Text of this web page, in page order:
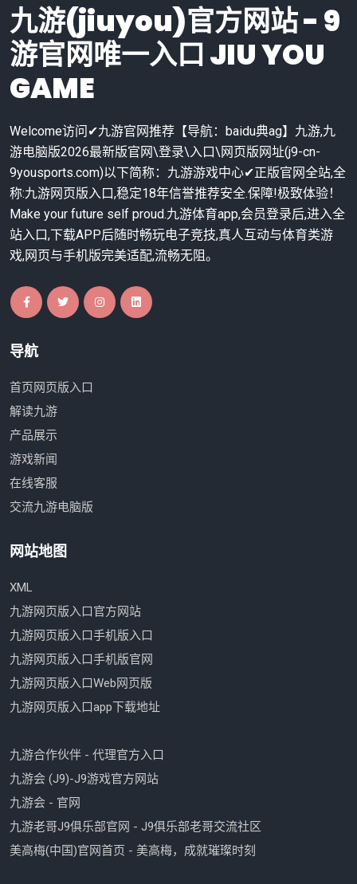
九游(jiuyou)官方网站 - 9
游官网唯一入口 JIU YOU
GAME
Welcome访问✔九游官网推荐【导航：baidu典ag】九游,九
游电脑版2026最新版官网\登录\入口\网页版网址(j9-cn-
9yousports.com)以下简称：九游游戏中心✔正版官网全站,全
称:九游网页版入口,稳定18年信誉推荐安全.保障!极致体验！
Make your future self proud.九游体育app,会员登录后,进入全
站入口,下载APP后随时畅玩电子竞技,真人互动与体育类游
戏,网页与手机版完美适配,流畅无阻。
导航
首页网页版入口
解读九游
产品展示
游戏新闻
在线客服
交流九游电脑版
网站地图
XML
九游网页版入口官方网站
九游网页版入口手机版入口
九游网页版入口手机版官网
九游网页版入口Web网页版
九游网页版入口app下载地址
九游合作伙伴 - 代理官方入口
九游会 (J9)-J9游戏官方网站
九游会 - 官网
九游老哥J9俱乐部官网 - J9俱乐部老哥交流社区
美高梅(中国)官网首页 - 美高梅，成就璀璨时刻